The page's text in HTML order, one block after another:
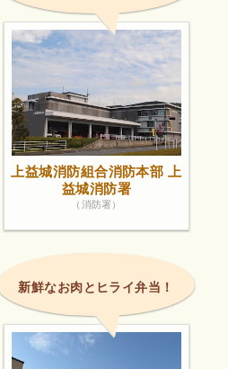
上益城消防組合消防本部 上
益城消防署
（消防署）
新鮮なお肉とヒライ弁当！